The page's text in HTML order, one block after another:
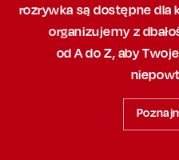
rozrywka są dostępne dla
organizujemy z
od A do Z, abyTwoje